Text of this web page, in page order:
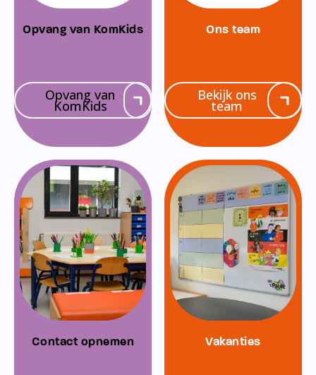
Opvang van KomKids
Opvang van
KomKids
Ons team
Bekijk ons
team
Contact opnemen Vakanties